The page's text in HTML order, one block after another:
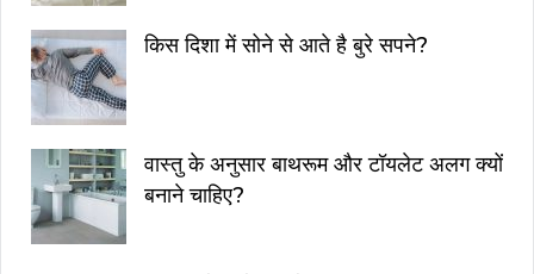
किस दिशा में सोने से आते है बुरे सपने?
वास्तु के अनुसार बाथरूम और टॉयलेट अलग क्यों
बनाने चाहिए?